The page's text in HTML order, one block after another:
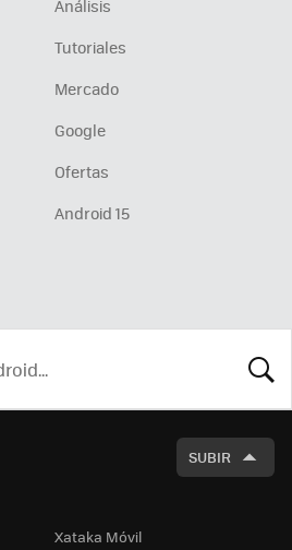
Análisis
Tutoriales
Mercado
Google
Ofertas
Android 15
SUBIR
Xataka Móvil